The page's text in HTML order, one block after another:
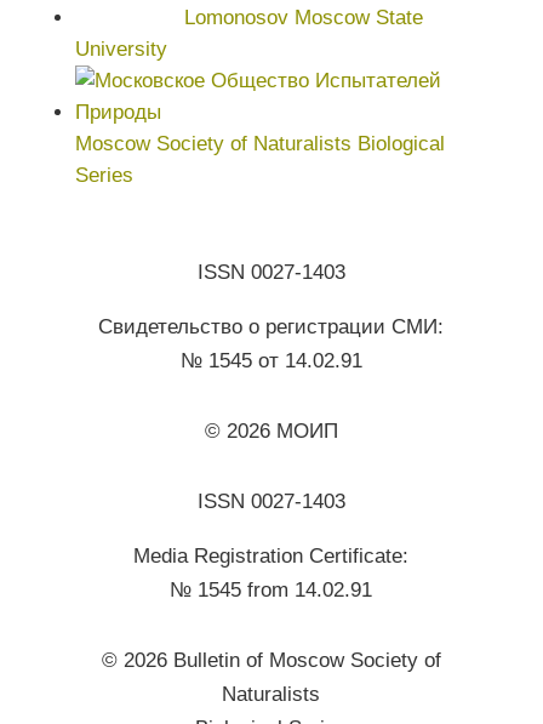
Lomonosov Moscow State
University
Moscow Society of Naturalists Biological
Series
ISSN 0027-1403
Свидетельство о регистрации СМИ:
№ 1545 от 14.02.91
© 2026 МОИП
ISSN 0027-1403
Media Registration Certificate:
№ 1545 from 14.02.91
© 2026 Bulletin of Moscow Society of
Naturalists